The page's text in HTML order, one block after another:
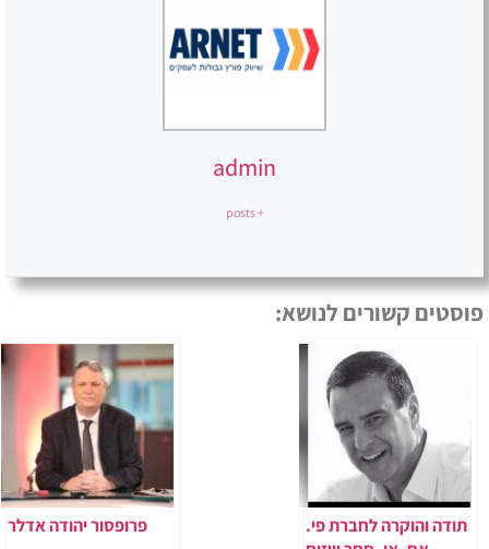
admin
+ posts
פוסטים קשורים לנושא:
תודה והוקרה לחברת פי.
פרופסור יהודה אדלר